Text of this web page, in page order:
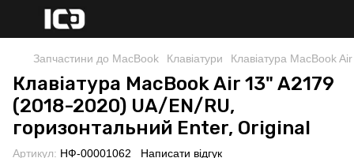
Запчастини до MacBook Клавіатури Клавіатура MacBook
Клавіатура MacBook Air 13" A2179
(2018-2020) UA/EN/RU,
горизонтальний Enter, Original
Артикул: НФ-00001062 Написати відгук